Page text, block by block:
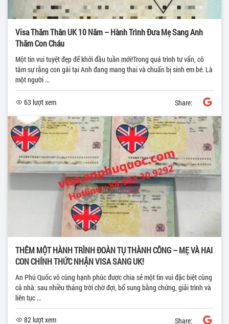
Visa Thăm Thân UK 10 Năm – Hành Trình Đưa Mẹ Sang Anh
Thăm Con Cháu
Một tin vui tuyệt đẹp để khởi đầu tuần mới!Trong quá trình tư vấn, cô
tâm sự rằng con gái tại Anh đang mang thai và chuẩn bị sinh em bé. Là
một người ...
63 lượt xem Share:
THÊM MỘT HÀNH TRÌNH ĐOÀN TỤ THÀNH CÔNG – MẸ VÀ HAI
CON CHÍNH THỨC NHẬN VISA SANG UK!
An Phú Quốc vô cùng hạnh phúc được chia sẻ một tin vui đặc biệt cùng
cả nhà: sau nhiều tháng trời chờ đợi, bổ sung bằng chứng, giải trình và
liên tục ...
82 lượt xem Share: